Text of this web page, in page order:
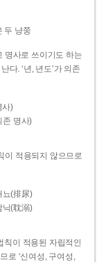
두 냥쭝
명사로 쓰이기도 하는
다. ‘년, 년도’가 의존
사)
존 명사)
이 적용되지 않으므로
뇨(排尿)
닉(耽溺)
칙이 적용된 자립적인
로 ‘신여성, 구여성,